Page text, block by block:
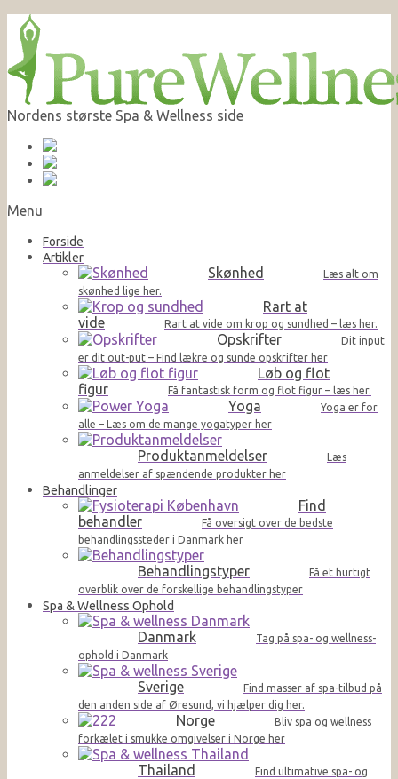
Nordens største Spa & Wellness side
Menu
Forside
Artikler
Skønhed
Læs alt om
skønhed lige her.
Rart at
vide
Rart at vide om krop og sundhed – læs her.
Opskrifter
Dit input
er dit out-put – Find lækre og sunde opskrifter her
Løb og flot
figur
Få fantastisk form og flot figur – læs her.
Yoga
Yoga er for
alle – Læs om de mange yogatyper her
Produktanmeldelser
Læs
anmeldelser af spændende produkter her
Behandlinger
Find
behandler
Få oversigt over de bedste
behandlingssteder i Danmark her
Behandlingstyper
Få et hurtigt
overblik over de forskellige behandlingstyper
Spa & Wellness Ophold
Danmark
Tag på spa- og wellness-
ophold i Danmark
Sverige
Find masser af spa-tilbud på
den anden side af Øresund, vi hjælper dig her.
Norge
Bliv spa og wellness
forkælet i smukke omgivelser i Norge her
Thailand
Find ultimative spa- og